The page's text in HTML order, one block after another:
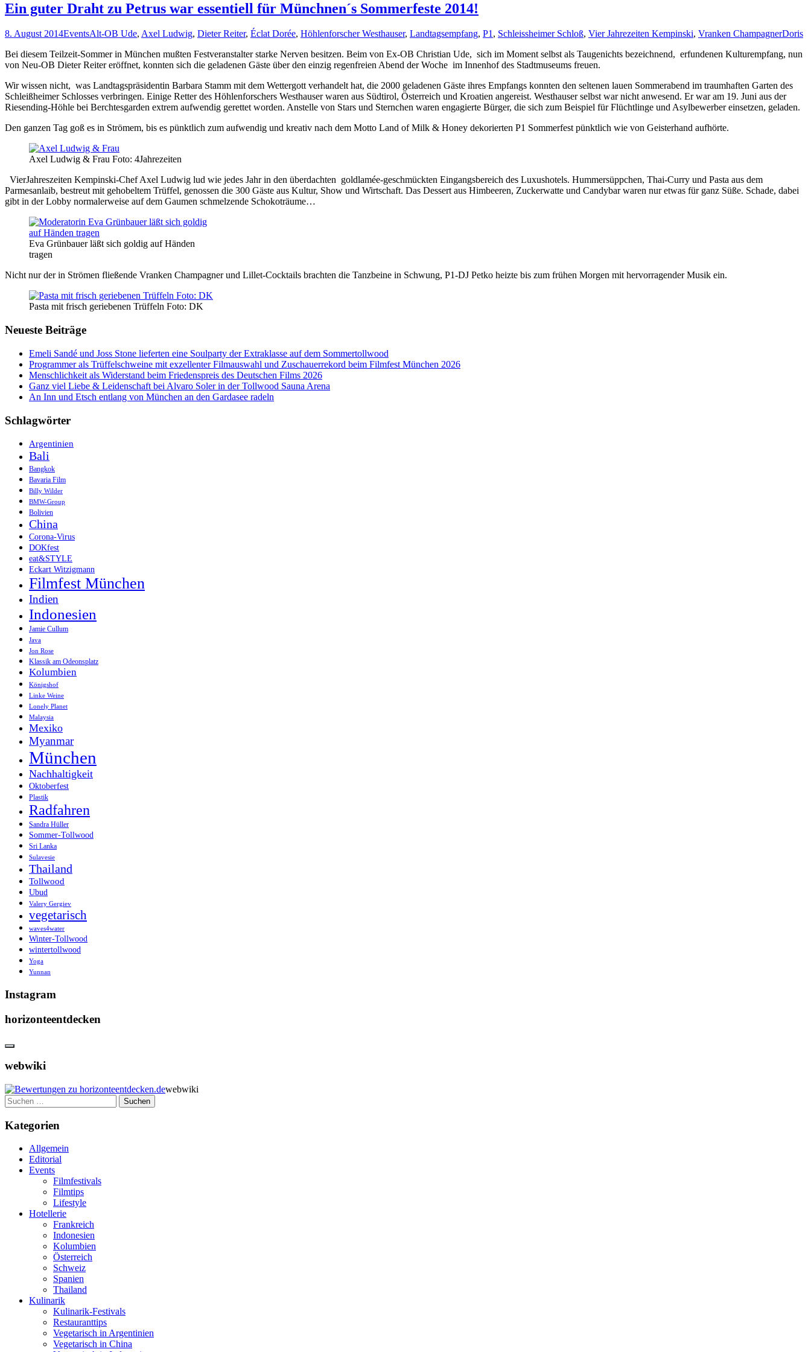
Ein guter Draht zu Petrus war essentiell für Münchnen´s Sommerfeste 2014!
8. August 2014EventsAlt-OB Ude, Axel Ludwig, Dieter Reiter, Éclat Dorée, Höhlenforscher Westhauser, Landtagsempfang, P1, Schleissheimer Schloß, Vier Jahrezeiten Kempinski, Vranken ChampagnerDoris
Bei diesem Teilzeit-Sommer in München mußten Festveranstalter starke Nerven besitzen. Beim von Ex-OB Christian Ude, sich im Moment selbst als Taugenichts bezeichnend, erfundenen Kulturempfang, nun
von Neu-OB Dieter Reiter eröffnet, konnten sich die geladenen Gäste über den einzig regenfreien Abend der Woche im Innenhof des Stadtmuseums freuen.
Wir wissen nicht, was Landtagspräsidentin Barbara Stamm mit dem Wettergott verhandelt hat, die 2000 geladenen Gäste ihres Empfangs konnten den seltenen lauen Sommerabend im traumhaften Garten des
Schleißheimer Schlosses verbringen. Einige Retter des Höhlenforschers Westhauser waren aus Südtirol, Österreich und Kroatien angereist. Westhauser selbst war nicht anwesend. Er war am 19. Juni aus der
Riesending-Höhle bei Berchtesgarden extrem aufwendig gerettet worden. Anstelle von Stars und Sternchen waren engagierte Bürger, die sich zum Beispiel für Flüchtlinge und Asylbewerber einsetzen, geladen.
Den ganzen Tag goß es in Strömem, bis es pünktlich zum aufwendig und kreativ nach dem Motto Land of Milk & Honey dekorierten P1 Sommerfest pünktlich wie von Geisterhand aufhörte.
Axel Ludwig & Frau Foto: 4Jahrezeiten
VierJahreszeiten Kempinski-Chef Axel Ludwig lud wie jedes Jahr in den überdachten goldlamée-geschmückten Eingangsbereich des Luxushotels. Hummersüppchen, Thai-Curry und Pasta aus dem
Parmesanlaib, bestreut mit gehobeltem Trüffel, genossen die 300 Gäste aus Kultur, Show und Wirtschaft. Das Dessert aus Himbeeren, Zuckerwatte und Candybar waren nur etwas für ganz Süße. Schade, dabei
gibt in der Lobby normalerweise auf dem Gaumen schmelzende Schokoträume…
Eva Grünbauer läßt sich goldig auf Händen
tragen
Nicht nur der in Strömen fließende Vranken Champagner und Lillet-Cocktails brachten die Tanzbeine in Schwung, P1-DJ Petko heizte bis zum frühen Morgen mit hervorragender Musik ein.
Pasta mit frisch geriebenen Trüffeln Foto: DK
Neueste Beiträge
Emeli Sandé und Joss Stone lieferten eine Soulparty der Extraklasse auf dem Sommertollwood
Programmer als Trüffelschweine mit exzellenter Filmauswahl und Zuschauerrekord beim Filmfest München 2026
Menschlichkeit als Widerstand beim Friedenspreis des Deutschen Films 2026
Ganz viel Liebe & Leidenschaft bei Alvaro Soler in der Tollwood Sauna Arena
An Inn und Etsch entlang von München an den Gardasee radeln
Schlagwörter
Argentinien
Bali
Bangkok
Bavaria Film
Billy Wilder
BMW-Group
Bolivien
China
Corona-Virus
DOKfest
eat&STYLE
Eckart Witzigmann
Filmfest München
Indien
Indonesien
Jamie Cullum
Java
Jon Rose
Klassik am Odeonsplatz
Kolumbien
Königshof
Linke Weine
Lonely Planet
Malaysia
Mexiko
Myanmar
München
Nachhaltigkeit
Oktoberfest
Plastik
Radfahren
Sandra Hüller
Sommer-Tollwood
Sri Lanka
Sulavesie
Thailand
Tollwood
Ubud
Valery Gergiev
vegetarisch
waves4water
Winter-Tollwood
wintertollwood
Yoga
Yunnan
Instagram
horizonteentdecken
webwiki
webwiki
Suchen
nach:
Kategorien
Allgemein
Editorial
Events
Filmfestivals
Filmtips
Lifestyle
Hotellerie
Frankreich
Indonesien
Kolumbien
Österreich
Schweiz
Spanien
Thailand
Kulinarik
Kulinarik-Festivals
Restauranttips
Vegetarisch in Argentinien
Vegetarisch in China